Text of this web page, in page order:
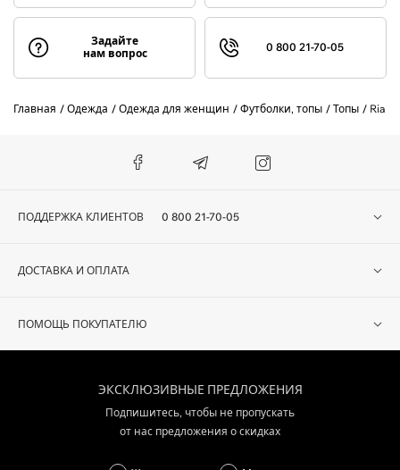
Задайте
нам вопрос
0 800 21-70-05
Главная Одежда Одежда для женщин Футболки, топы Топы Riani
ПОДДЕРЖКА КЛИЕНТОВ 0 800 21-70-05
ДОСТАВКА И ОПЛАТА
ПОМОЩЬ ПОКУПАТЕЛЮ
ЭКСКЛЮЗИВНЫЕ ПРЕДЛОЖЕНИЯ
Подпишитесь, чтобы не пропускать
от нас предложения о скидках